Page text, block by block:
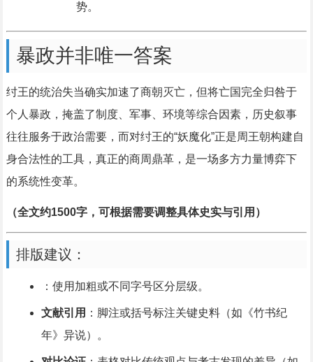
势。
暴政并非唯一答案
纣王的统治失当确实加速了商朝灭亡，但将亡国完全归咎于
个人暴政，掩盖了制度、军事、环境等综合因素，历史叙事
往往服务于政治需要，而对纣王的“妖魔化”正是周王朝构建自
身合法性的工具，真正的商周鼎革，是一场多方力量博弈下
的系统性变革。
（全文约1500字，可根据需要调整具体史实与引用）
排版建议：
：使用加粗或不同字号区分层级。
文献引用 ：脚注或括号标注关键史料（如《竹书纪
年》异说）。